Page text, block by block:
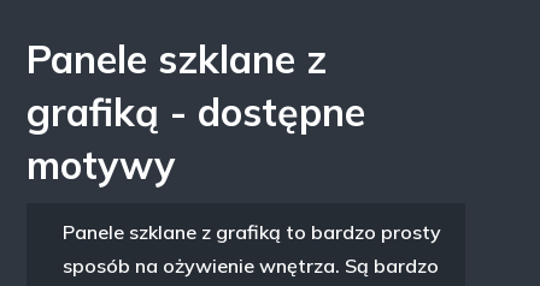
Panele szklane z
grafiką - dostępne
motywy
Panele szklane z grafiką to bardzo prosty
sposób na ożywienie wnętrza. Są bardzo